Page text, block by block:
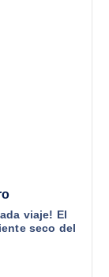
viaje! El
seco del